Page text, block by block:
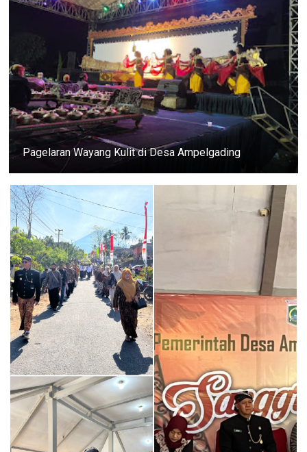
Pagelaran Wayang Kulit di Desa Ampelgading